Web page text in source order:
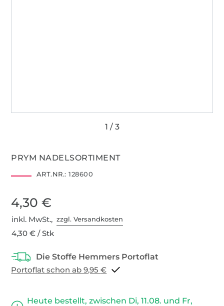
PRYM NADELSORTIMENT
ART.NR.: 128600
4,30 €
inkl. MwSt.,zzgl. Versandkosten
4,30 € / Stk
Portoflat schon ab 9,95 €
Heute bestellt, zwischen Di, 11.08. und Fr,